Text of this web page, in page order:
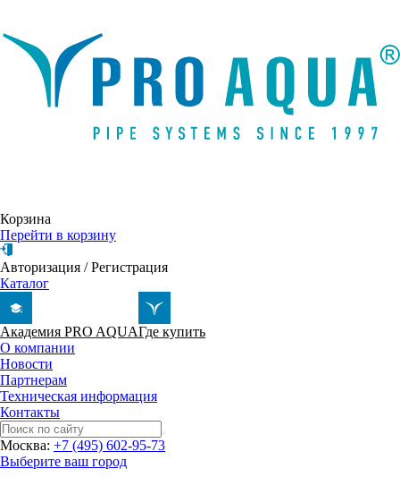
Корзина
Перейти в корзину
Авторизация /Регистрация
Каталог
Академия PRO AQUAГде купить
О компании
Новости
Партнерам
Техническая информация
Контакты
Москва: +7 (495) 602-95-73
Выберите ваш город